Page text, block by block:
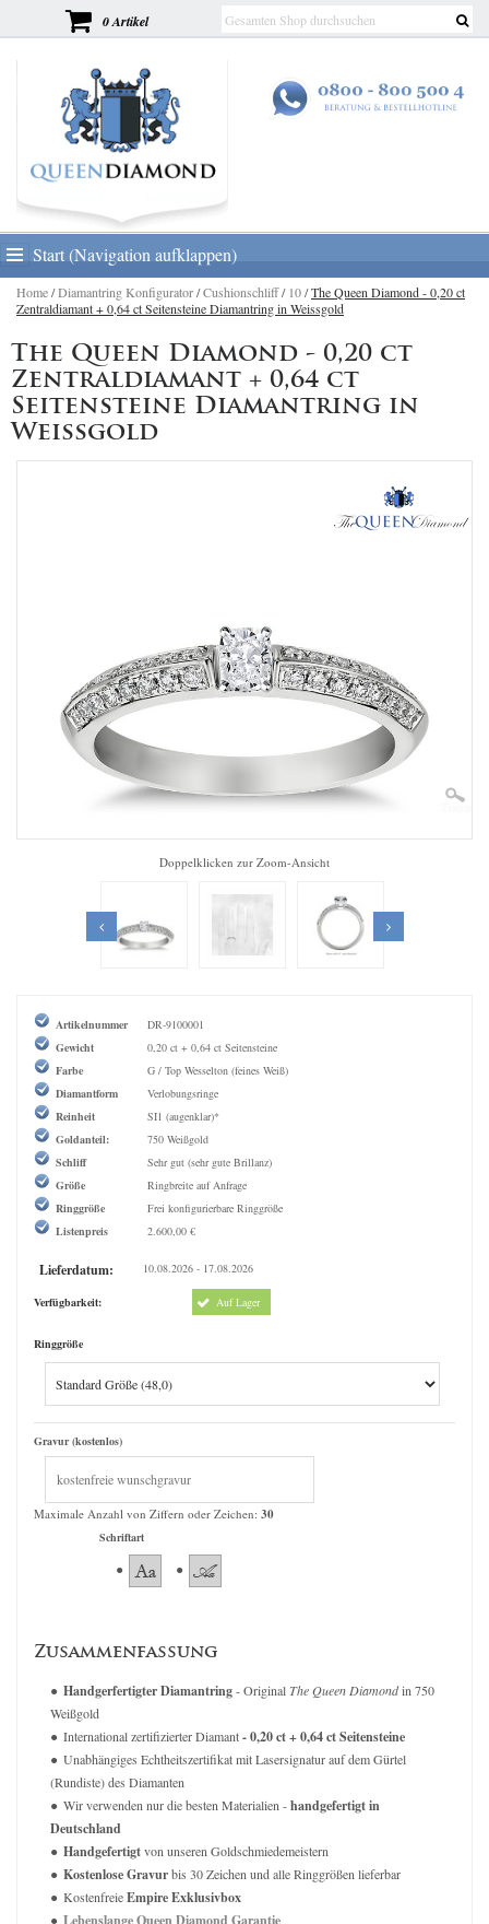
0 Artikel
Start (Navigation aufklappen)
Home/Diamantring Konfigurator/Cushionschliff/ 10/The Queen Diamond - 0,20 ct
Zentraldiamant + 0,64 ct Seitensteine Diamantring in Weissgold
The Queen Diamond - 0,20 ct
Zentraldiamant + 0,64 ct
Seitensteine Diamantring in
Weissgold
Zoom
Doppelklicken zur Zoom-Ansicht
Artikelnummer
DR-9100001
Gewicht
0,20 ct + 0,64 ct Seitensteine
Farbe
G / Top Wesselton (feines Weiß)
Diamantform
Verlobungsringe
Reinheit
SI1 (augenklar)*
Goldanteil:
750 Weißgold
Schliff
Sehr gut (sehr gute Brillanz)
Größe
Ringbreite auf Anfrage
Ringgröße
Frei konfigurierbare Ringgröße
Listenpreis
2.600,00 €
Lieferdatum: 10.08.2026 - 17.08.2026
Verfügbarkeit: Auf Lager
Ringgröße
Gravur (kostenlos)
Maximale Anzahl von Ziffern oder Zeichen: 30
Schriftart
Zusammenfassung
Handgerfertigter Diamantring- OriginalThe Queen Diamondin 750
Weißgold
International zertifizierter Diamant- 0,20 ct + 0,64 ct Seitensteine
Unabhängiges Echtheitszertifikat mit Lasersignatur auf dem Gürtel
(Rundiste) des Diamanten
Wir verwenden nur die besten Materialien -handgefertigt in
Deutschland
Handgefertigtvon unseren Goldschmiedemeistern
Kostenlose Gravurbis 30 Zeichen und alle Ringgrößen lieferbar
KostenfreieEmpire Exklusivbox
Lebenslange Queen Diamond Garantie